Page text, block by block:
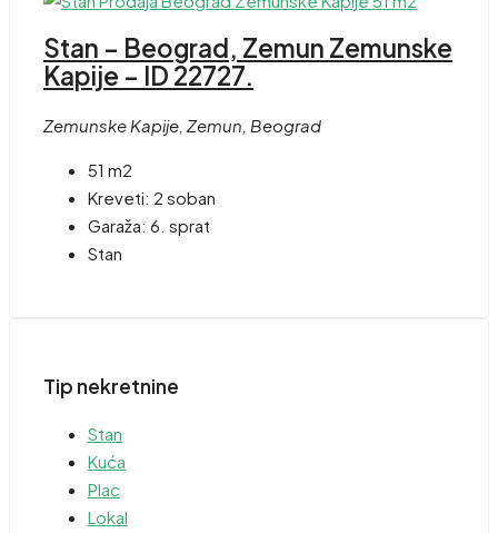
Stan – Beograd, Zemun Zemunske
Kapije – ID 22727.
Zemunske Kapije, Zemun, Beograd
51 m2
Kreveti: 2 soban
Garaža: 6. sprat
Stan
Tip nekretnine
Stan
Kuća
Plac
Lokal